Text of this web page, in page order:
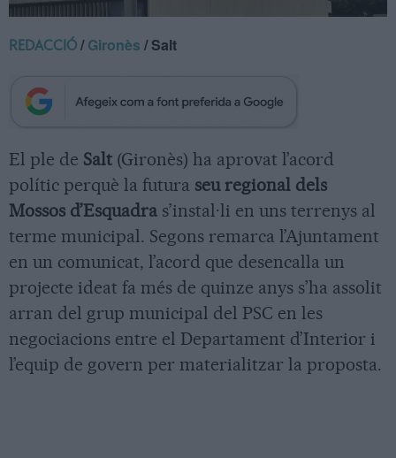
REDACCIÓ /Gironès / Salt
El ple de Salt (Gironès) ha aprovat l’acord
polític perquè la futura seu regional dels
Mossos d’Esquadra s’instal·li en uns terrenys al
terme municipal. Segons remarca l’Ajuntament
en un comunicat, l’acord que desencalla un
projecte ideat fa més de quinze anys s’ha assolit
arran del grup municipal del PSC en les
negociacions entre el Departament d’Interior i
l’equip de govern per materialitzar la proposta.